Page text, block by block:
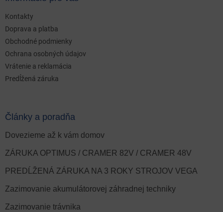
Kontakty
Doprava a platba
Obchodné podmienky
Ochrana osobných údajov
Vrátenie a reklamácia
Predĺžená záruka
Články a poradňa
Dovezieme až k vám domov
ZÁRUKA OPTIMUS / CRAMER 82V / CRAMER 48V
PREDĹŽENÁ ZÁRUKA NA 3 ROKY STROJOV VEGA
Zazimovanie akumulátorovej záhradnej techniky
Zazimovanie trávnika